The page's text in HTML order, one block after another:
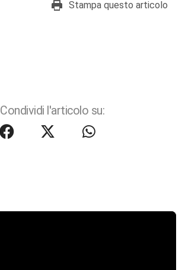
Stampa questo articolo
Condividi l'articolo su: